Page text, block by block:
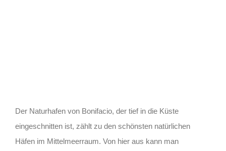
Der Naturhafen von Bonifacio, der tief in die Küste
eingeschnitten ist, zählt zu den schönsten natürlichen
Häfen im Mittelmeerraum. Von hier aus kann man